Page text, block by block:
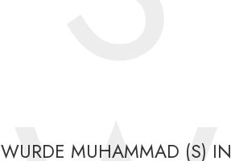
WURDE MUHAMMAD (S) IN